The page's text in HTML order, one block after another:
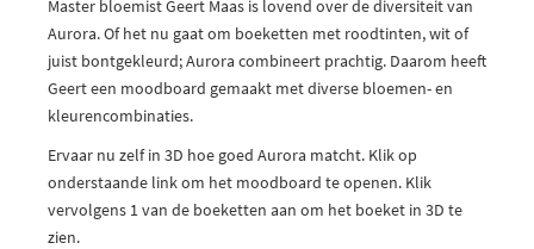
Master bloemist Geert Maas is lovend over de diversiteit van
Aurora. Of het nu gaat om boeketten met roodtinten, wit of
juist bontgekleurd; Aurora combineert prachtig. Daarom heeft
Geert een moodboard gemaakt met diverse bloemen- en
kleurencombinaties.
Ervaar nu zelf in 3D hoe goed Aurora matcht. Klik op
onderstaande link om het moodboard te openen. Klik
vervolgens 1 van de boeketten aan om het boeket in 3D te
zien.